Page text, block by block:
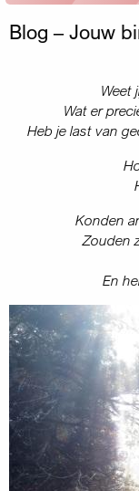
Blog – Jouw
Weet
Wat er
Heb je last van
Konden
Zouden
En